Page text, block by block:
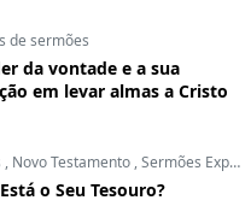
de sermões
da vontade e a sua
em levar almas a Cristo
, Novo Testamento ,Sermões Expositivos
o Seu Tesouro?